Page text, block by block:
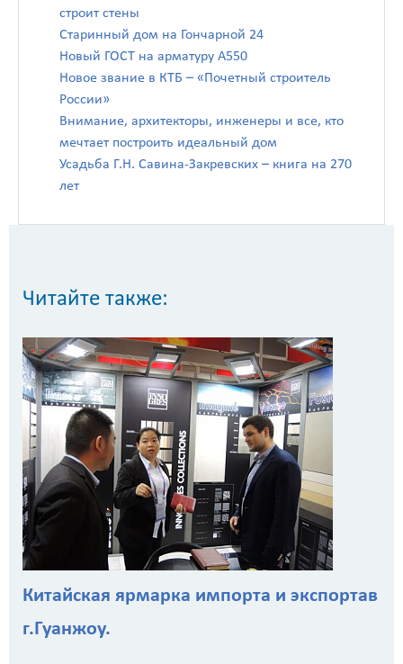
строит стены
Старинный дом на Гончарной 24
Новый ГОСТ на арматуру А550
Новое звание в КТБ – «Почетный строитель
России»
Внимание, архитекторы, инженеры и все, кто
мечтает построить идеальный дом
Усадьба Г.Н. Савина-Закревских – книга на 270
лет
Читайте также:
Китайская ярмарка импорта и экспортав
г.Гуанжоу.